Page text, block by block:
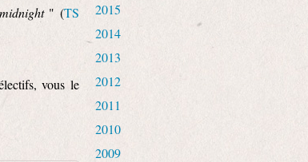
" (TS
vous le
2015
2014
2013
2012
2011
2010
2009